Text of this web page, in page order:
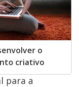
o
criativo
para a